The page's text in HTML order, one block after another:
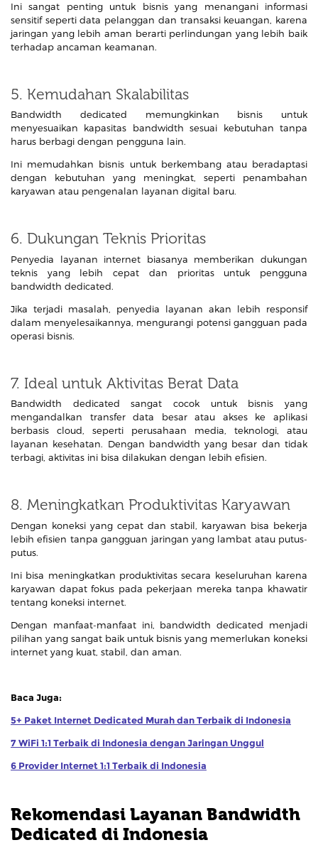
Ini sangat penting untuk bisnis yang menangani informasi
sensitif seperti data pelanggan dan transaksi keuangan, karena
jaringan yang lebih aman berarti perlindungan yang lebih baik
terhadap ancaman keamanan.
5. Kemudahan Skalabilitas
Bandwidth dedicated memungkinkan bisnis untuk
menyesuaikan kapasitas bandwidth sesuai kebutuhan tanpa
harus berbagi dengan pengguna lain.
Ini memudahkan bisnis untuk berkembang atau beradaptasi
dengan kebutuhan yang meningkat, seperti penambahan
karyawan atau pengenalan layanan digital baru.
6. Dukungan Teknis Prioritas
Penyedia layanan internet biasanya memberikan dukungan
teknis yang lebih cepat dan prioritas untuk pengguna
bandwidth dedicated.
Jika terjadi masalah, penyedia layanan akan lebih responsif
dalam menyelesaikannya, mengurangi potensi gangguan pada
operasi bisnis.
7. Ideal untuk Aktivitas Berat Data
Bandwidth dedicated sangat cocok untuk bisnis yang
mengandalkan transfer data besar atau akses ke aplikasi
berbasis cloud, seperti perusahaan media, teknologi, atau
layanan kesehatan. Dengan bandwidth yang besar dan tidak
terbagi, aktivitas ini bisa dilakukan dengan lebih efisien.
8. Meningkatkan Produktivitas Karyawan
Dengan koneksi yang cepat dan stabil, karyawan bisa bekerja
lebih efisien tanpa gangguan jaringan yang lambat atau putus-
putus.
Ini bisa meningkatkan produktivitas secara keseluruhan karena
karyawan dapat fokus pada pekerjaan mereka tanpa khawatir
tentang koneksi internet.
Dengan manfaat-manfaat ini, bandwidth dedicated menjadi
pilihan yang sangat baik untuk bisnis yang memerlukan koneksi
internet yang kuat, stabil, dan aman.
Baca Juga:
5+ Paket Internet Dedicated Murah dan Terbaik di Indonesia
7 WiFi 1:1 Terbaik di Indonesia dengan Jaringan Unggul
6 Provider Internet 1:1 Terbaik di Indonesia
Rekomendasi Layanan Bandwidth
Dedicated di Indonesia